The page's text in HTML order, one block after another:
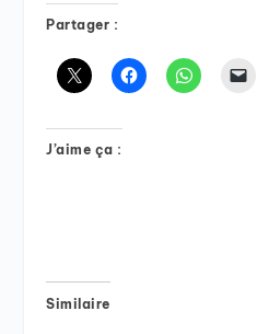
Partager :
J’aime ça :
Similaire